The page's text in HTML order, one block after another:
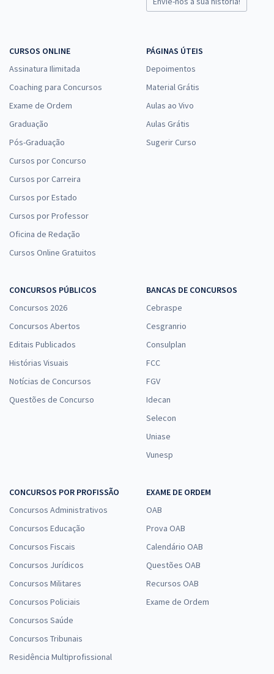
CURSOS ONLINE
Assinatura Ilimitada
Coaching para Concursos
Exame de Ordem
Graduação
Pós-Graduação
Cursos por Concurso
Cursos por Carreira
Cursos por Estado
Cursos por Professor
Oficina de Redação
Cursos Online Gratuitos
PÁGINAS ÚTEIS
Depoimentos
Material Grátis
Aulas ao Vivo
Aulas Grátis
Sugerir Curso
CONCURSOS PÚBLICOS
Concursos 2026
Concursos Abertos
Editais Publicados
Histórias Visuais
Notícias de Concursos
Questões de Concurso
BANCAS DE CONCURSOS
Cebraspe
Cesgranrio
Consulplan
FCC
FGV
Idecan
Selecon
Uniase
Vunesp
CONCURSOS POR PROFISSÃO
Concursos Administrativos
Concursos Educação
Concursos Fiscais
Concursos Jurídicos
Concursos Militares
Concursos Policiais
Concursos Saúde
Concursos Tribunais
Residência Multiprofissional
EXAME DE ORDEM
OAB
Prova OAB
Calendário OAB
Questões OAB
Recursos OAB
Exame de Ordem